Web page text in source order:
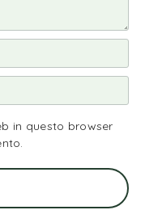
in questo browser